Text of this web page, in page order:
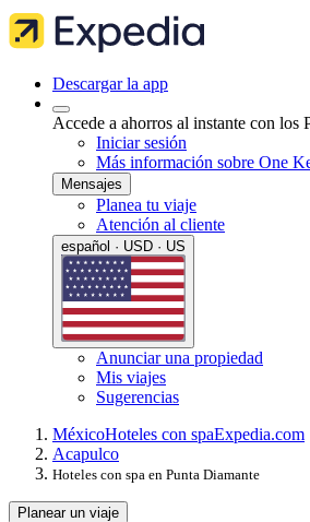
Descargar la app
Accede a ahorros al instante con los
Iniciar sesión
Más información sobre One
Mensajes
Planea tu viaje
Atención al cliente
español · USD · US
Anunciar una propiedad
Mis viajes
Sugerencias
MéxicoHoteles con spaExpedia.com
Acapulco
Hoteles con spa en Punta Diamante
Planear un viaje